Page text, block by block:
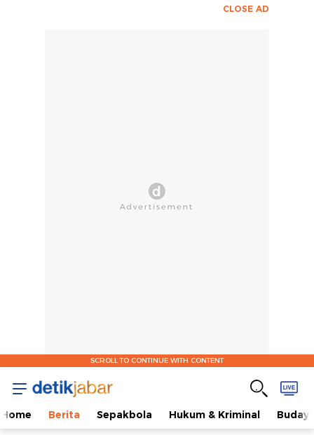
CLOSE AD
SCROLL TO CONTINUE WITH CONTENT
Home Berita Sepakbola Hukum & Kriminal